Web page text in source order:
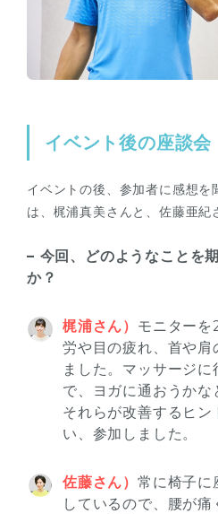
イベント後の座談会
イベントの後、参加者に感想
は、梶浦真美さんと、佐藤亜紀
– 今回、どのようなことを
か？
梶浦さん） モニターを
労や目の疲れ、首や肩
ました。マッサージ
で、ヨガに通おうかな
それらが改善するヒ
い、参加しました。
佐藤さん） 常に椅子に
しているので、腰が